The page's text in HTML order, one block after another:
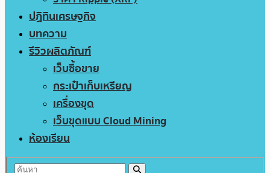
ปฏิทินเศรษฐกิจ
บทความ
รีวิวผลิตภัณฑ์
เว็บซื้อขาย
กระเป๋าเก็บเหรียญ
เครื่องขุด
เว็บขุดแบบ Cloud Mining
ห้องเรียน